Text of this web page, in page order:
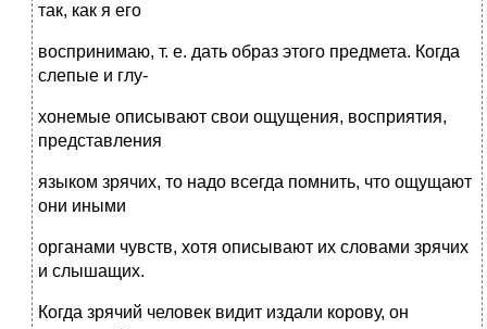
так, как я его
воспринимаю, т. е. дать образ этого предмета. Когда
слепые и глу-
хонемые описывают свои ощущения, восприятия,
представления
языком зрячих, то надо всегда помнить, что ощущают
они иными
органами чувств, хотя описывают их словами зрячих
и слышащих.
Когда зрячий человек видит издали корову, он